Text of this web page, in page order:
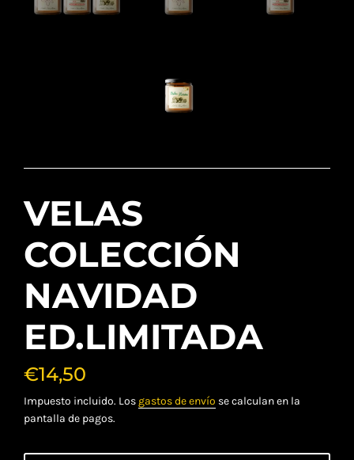
VELAS
COLECCIÓN
NAVIDAD
ED.LIMITADA
€14,50
es.products.product.regular_price
Impuesto incluido. Los gastos de envío se calculan en la
pantalla de pagos.